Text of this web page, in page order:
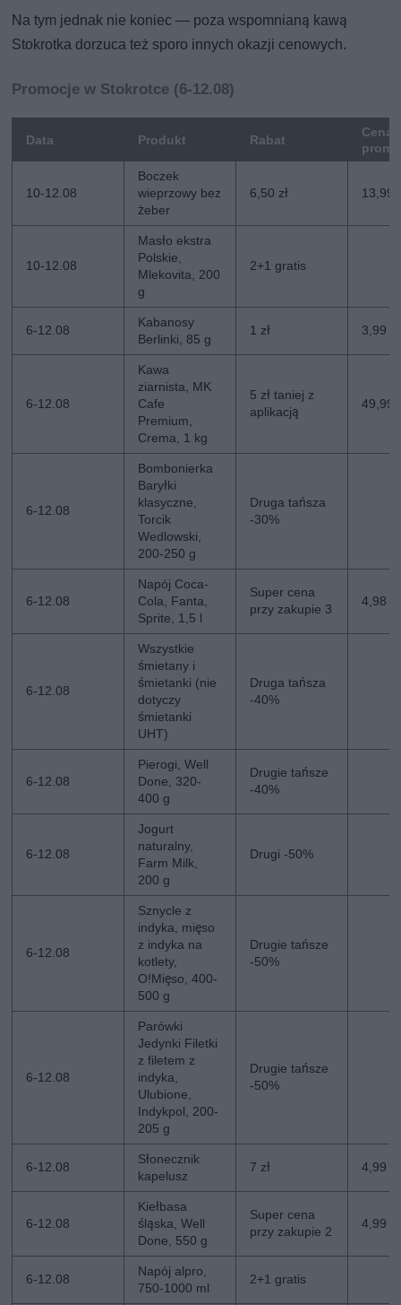
Na tym jednak nie koniec — poza wspomnianą kawą
Stokrotka dorzuca też sporo innych okazji cenowych.
Promocje w Stokrotce (6-12.08)
Data Produkt Rabat
Cena
10-12.08
Boczek
wieprzowy bez
żeber
6,50 zł 13,99
10-12.08
Masło ekstra
Polskie,
Mlekovita, 200
g
2+1 gratis
6-12.08
Kabanosy
Berlinki, 85 g
1 zł 3,99
6-12.08
Kawa
ziarnista, MK
Cafe
Premium,
Crema, 1 kg
5 zł taniej z
aplikacją
49,99
6-12.08
Bombonierka
Baryłki
klasyczne,
Torcik
Wedlowski,
200-250 g
Druga tańsza
-30%
6-12.08
Napój Coca-
Cola, Fanta,
Sprite, 1,5 l
Super cena
przy zakupie 3
4,98
6-12.08
Wszystkie
śmietany i
śmietanki (nie
dotyczy
śmietanki
UHT)
Druga tańsza
-40%
6-12.08
Pierogi, Well
Done, 320-
400 g
Drugie tańsze
-40%
6-12.08
Jogurt
naturalny,
Farm Milk,
200 g
Drugi -50%
6-12.08
Sznycle z
indyka, mięso
z indyka na
kotlety,
O!Mięso, 400-
500 g
Drugie tańsze
-50%
6-12.08
Parówki
Jedynki Filetki
z filetem z
indyka,
Ulubione,
Indykpol, 200-
205 g
Drugie tańsze
-50%
6-12.08
Słonecznik
kapelusz
7 zł 4,99
6-12.08
Kiełbasa
śląska, Well
Done, 550 g
Super cena
przy zakupie 2
4,99
6-12.08
Napój alpro,
750-1000 ml
2+1 gratis